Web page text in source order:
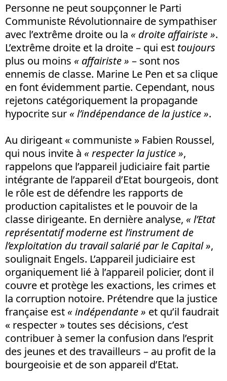
Personne ne peut soupçonner le Parti
Communiste Révolutionnaire de sympathiser
avec l’extrême droite ou la « droite affairiste ».
L’extrême droite et la droite – qui est toujours
plus ou moins « affairiste » – sont nos
ennemis de classe. Marine Le Pen et sa clique
en font évidemment partie. Cependant, nous
rejetons catégoriquement la propagande
hypocrite sur « l’indépendance de la justice ».
Au dirigeant « communiste » Fabien Roussel,
qui nous invite à « respecter la justice »,
rappelons que l’appareil judiciaire fait partie
intégrante de l’appareil d’Etat bourgeois, dont
le rôle est de défendre les rapports de
production capitalistes et le pouvoir de la
classe dirigeante. En dernière analyse, « l’Etat
représentatif moderne est l’instrument de
l’exploitation du travail salarié par le Capital »,
soulignait Engels. L’appareil judiciaire est
organiquement lié à l’appareil policier, dont il
couvre et protège les exactions, les crimes et
la corruption notoire. Prétendre que la justice
française est « indépendante » et qu’il faudrait
« respecter » toutes ses décisions, c’est
contribuer à semer la confusion dans l’esprit
des jeunes et des travailleurs – au profit de la
bourgeoisie et de son appareil d’Etat.